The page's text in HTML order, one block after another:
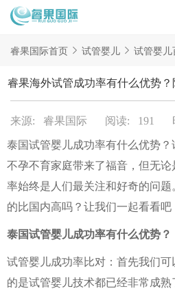
首页
试管项目
试管百科
试管医院
睿果国际
睿果国际首页 试管婴儿 试管婴儿
睿果海外试管成功率有什么优势
来源: 睿果国际 阅读: 191
泰国试管婴儿成功率有什么优势
不孕不育家庭带来了福音，但无
率始终是人们最关注和好奇的问
的比国内高吗？让我们一起看看吧
泰国试管婴儿成功率有什么优势？
试管婴儿成功率比对：首先我们
的是试管婴儿技术都已经非常成